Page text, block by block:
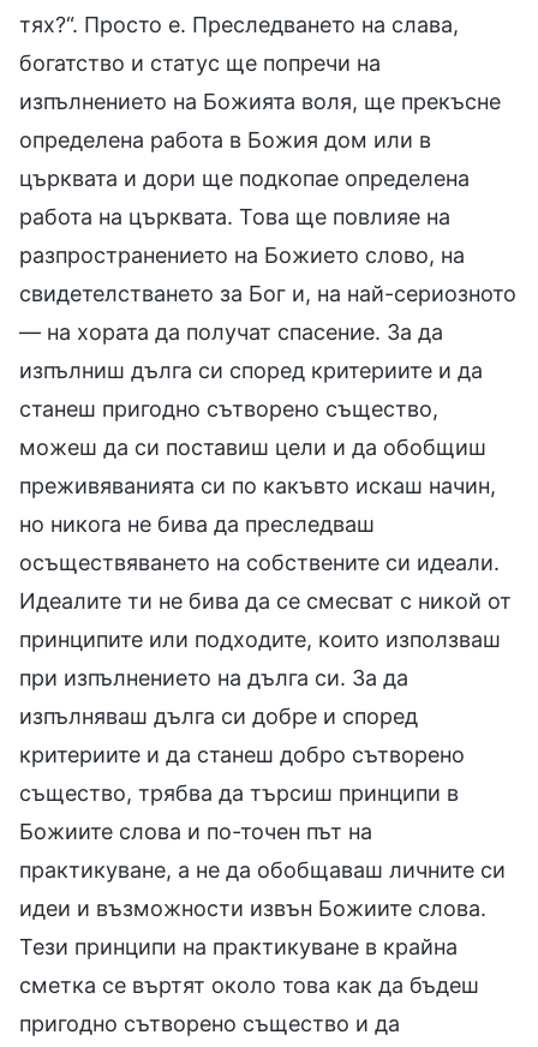
тях?“. Просто е. Преследването на слава,
богатство и статус ще попречи на
изпълнението на Божията воля, ще прекъсне
определена работа в Божия дом или в
църквата и дори ще подкопае определена
работа на църквата. Това ще повлияе на
разпространението на Божието слово, на
свидетелстването за Бог и, на най-сериозното
— на хората да получат спасение. За да
изпълниш дълга си според критериите и да
станеш пригодно сътворено същество,
можеш да си поставиш цели и да обобщиш
преживяванията си по какъвто искаш начин,
но никога не бива да преследваш
осъществяването на собствените си идеали.
Идеалите ти не бива да се смесват с никой от
принципите или подходите, които използваш
при изпълнението на дълга си. За да
изпълняваш дълга си добре и според
критериите и да станеш добро сътворено
същество, трябва да търсиш принципи в
Божиите слова и по-точен път на
практикуване, а не да обобщаваш личните си
идеи и възможности извън Божиите слова.
Тези принципи на практикуване в крайна
сметка се въртят около това как да бъдеш
пригодно сътворено същество и да